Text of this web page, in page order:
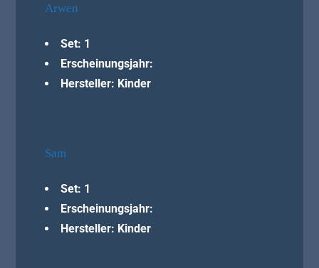
Arwen
Set: 1
Erscheinungsjahr:
Hersteller: Kinder
Sam
Set: 1
Erscheinungsjahr:
Hersteller: Kinder